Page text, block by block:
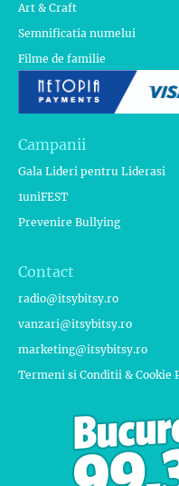
Art & Craft
Semnificatia numelui
Filme de familie
Campanii
Gala Lideri pentru Liderasi
1uniFEST
Prevenire Bullying
Contact
radio@itsybitsy.ro
vanzari@itsybitsy.ro
marketing@itsybitsy.ro
Termeni si Conditii & Cookie